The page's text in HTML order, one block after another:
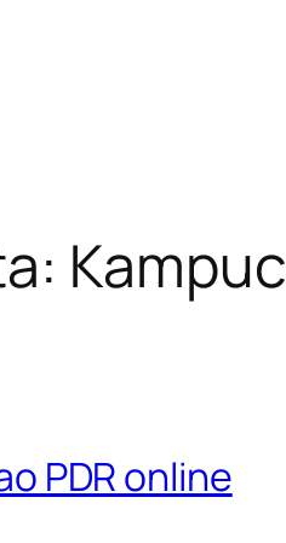
PDR online